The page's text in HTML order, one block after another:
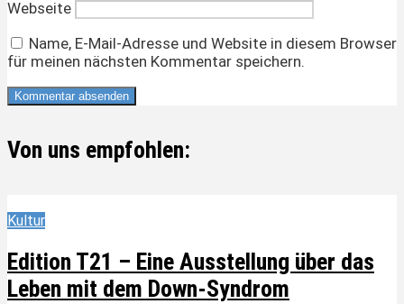
Webseite
Name, E-Mail-Adresse und Website in diesem Browser
für meinen nächsten Kommentar speichern.
Von uns empfohlen:
Kultur
Edition T21 – Eine Ausstellung über das
Leben mit dem Down-Syndrom